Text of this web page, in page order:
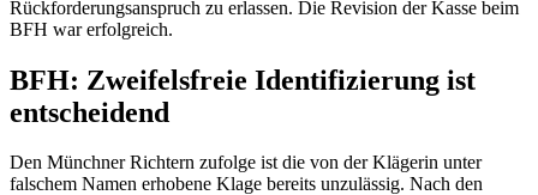
Rückforderungsanspruch zu erlassen. Die Revision der Kasse beim
BFH war erfolgreich.
BFH: Zweifelsfreie Identifizierung ist
entscheidend
Den Münchner Richtern zufolge ist die von der Klägerin unter
falschem Namen erhobene Klage bereits unzulässig. Nach den